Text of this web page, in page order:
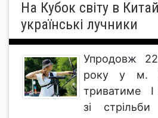
На Кубок світу в
українські лучники
Упродовж
року у м.
триватиме І
зі